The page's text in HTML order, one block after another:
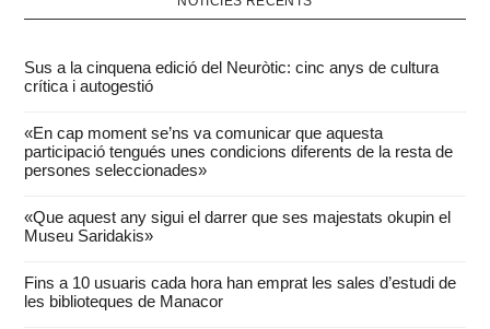
Sus a la cinquena edició del Neuròtic: cinc anys de cultura
crítica i autogestió
«En cap moment se’ns va comunicar que aquesta
participació tengués unes condicions diferents de la resta de
persones seleccionades»
«Que aquest any sigui el darrer que ses majestats okupin el
Museu Saridakis»
Fins a 10 usuaris cada hora han emprat les sales d’estudi de
les biblioteques de Manacor